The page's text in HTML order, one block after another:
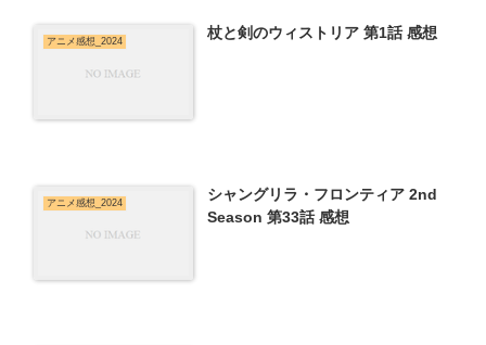
アニメ感想_2024 杖と剣のウィストリア 第1話 感想
アニメ感想_2024
シャングリラ・フロンティア 2nd
Season 第33話 感想